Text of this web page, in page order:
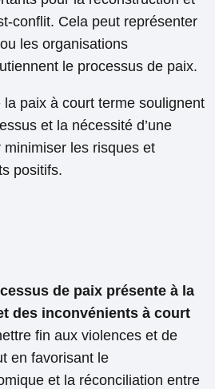
conflit. Cela peut représenter
les organisations
le processus de paix.
paix à court terme soulignent
et la nécessité d’une
les risques et
positifs.
de paix présente à la
des inconvénients à court
fin aux violences et de
en favorisant le
et la réconciliation entre